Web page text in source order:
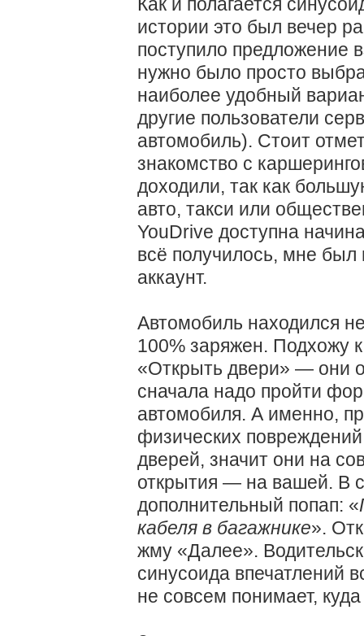
истории это был вечер
поступило предложение
нужно было просто
наиболее удобный
другие пользователи
автомобиль). Стоит
знакомство с
доходили, так как
авто, такси или
YouDrive доступна
всё получилось, мне
аккаунт.
Автомобиль находился
100% заряжен. Подхожу
«Открыть двери» — они
сначала надо пройти
автомобиля. А именно,
физических
дверей, значит они на
открытия — на вашей. В
дополнительный попап: «
кабеля в багажнике».
жму «Далее».
синусоида впечатлений
не совсем понимает,